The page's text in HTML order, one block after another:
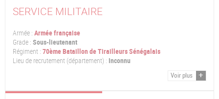
SERVICE MILITAIRE
Armée : Armée française
Grade : Sous-lieutenant
Régiment : 70ème Bataillon de Tirailleurs Sénégalais
Lieu de recrutement (département) : Inconnu
Voir plus